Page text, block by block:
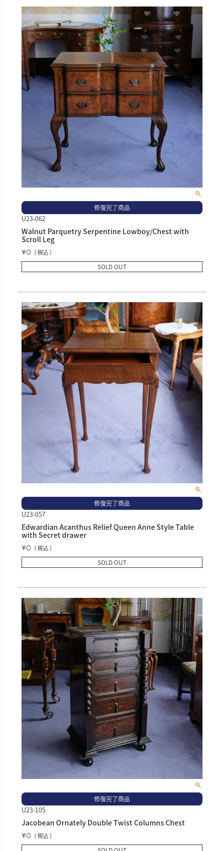
修復完了商品
U23-062
Walnut Parquetry Serpentine Lowboy/Chest with
Scroll Leg
¥0 税込
SOLD OUT
修復完了商品
U23-057
Edwardian Acanthus Relief Queen Anne Style Table
with Secret drawer
¥0 税込
SOLD OUT
修復完了商品
U23-105
Jacobean Ornately Double Twist Columns Chest
¥0 税込